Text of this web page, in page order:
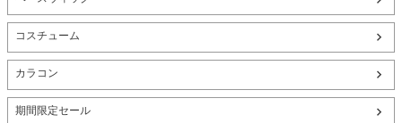
コスチューム
カラコン
期間限定セール